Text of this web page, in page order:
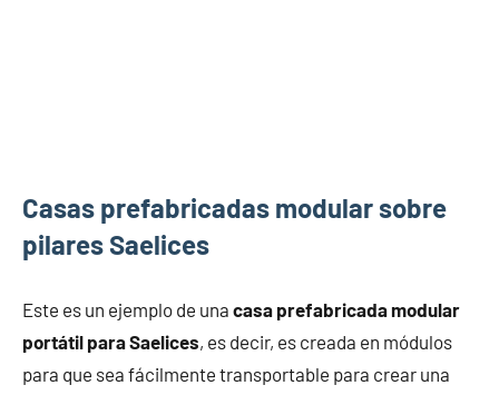
Casas prefabricadas modular sobre
pilares Saelices
Este es un ejemplo de una casa prefabricada modular
portátil para Saelices, es decir, es creada en módulos
para que sea fácilmente transportable para crear una